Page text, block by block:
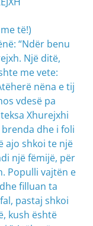
të!)
Një ditë,
me vete:
nëna e tij
vdesë pa
Xhurejxhi
dhe i foli
ajo shkoi te një
një fëmijë, për
Populli vajtën e
filluan ta
pastaj shkoi
kush është